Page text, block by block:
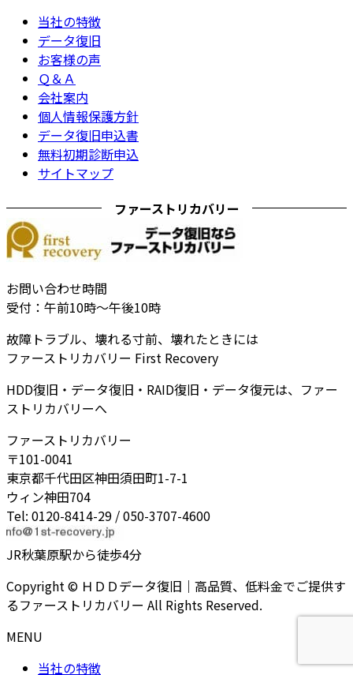
当社の特徴
データ復旧
お客様の声
Ｑ＆Ａ
会社案内
個人情報保護方針
データ復旧申込書
無料初期診断申込
サイトマップ
ファーストリカバリー
お問い合わせ時間
受付：午前10時～午後10時
故障トラブル、壊れる寸前、壊れたときには
ファーストリカバリー First Recovery
HDD復旧・データ復旧・RAID復旧・データ復元は、ファー
ストリカバリーへ
ファーストリカバリー
〒101-0041
東京都千代田区神田須田町1-7-1
ウィン神田704
Tel: 0120-8414-29 / 050-3707-4600
JR秋葉原駅から徒歩4分
Copyright © ＨＤＤデータ復旧｜高品質、低料金でご提供す
るファーストリカバリー All Rights Reserved.
MENU
当社の特徴